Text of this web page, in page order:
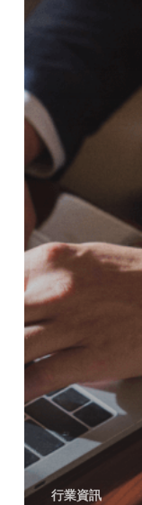
行業資訊